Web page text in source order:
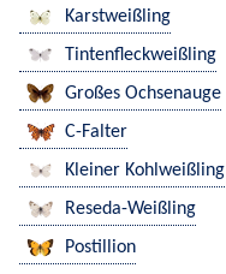
Karstweißling
Tintenfleckweißling
Großes Ochsenauge
C-Falter
Kleiner Kohlweißling
Reseda-Weißling
Postillion